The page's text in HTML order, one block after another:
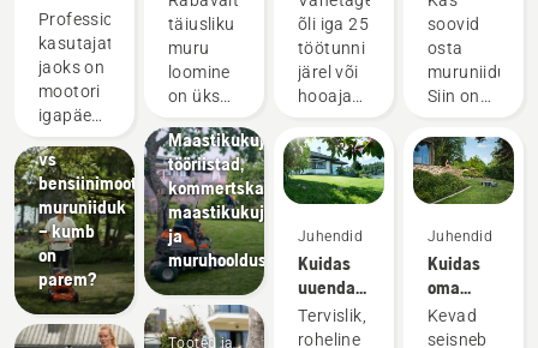
kasutades
akutooteid
Professionaalsete
kasutajate
jaoks on
mootori
igapäevane
üks neist
aeganõudvatest
asjadest,
mis võib
töökulgu
häirida.
Akutoitel
töötavad
vs
bensiinimootoriga
muruniiduk
– kumb
on
parem?
täiusliku
muru
loomine
on üks
kuidas
saavutada
see, et
muru
peab
hõrenemata
ja
kulumata
vastu
Maastikukujunduse
tööriistad,
kommertskasutuse
maastikukujundus-
ja
muruhooldusseadmed
Tooted ja
vahetamine
õli iga 25
töötunni
järel või
hooaja
Tolmuste
ja
poriste
korral
tuleb õli
vahetada
tõenäoliselt
sagedamini.
Juhendid
Kuidas
uuendada
muru ja
parandada
Tervislik,
roheline
ostmisel
arvestada
soovid
osta
muruniiduki?
Siin on
olulised
tegurid,
mis
sul
valida
sobiva
muruniiduki.
Juhendid
Kuidas
oma
kevadist
muru
Kevad
seisneb